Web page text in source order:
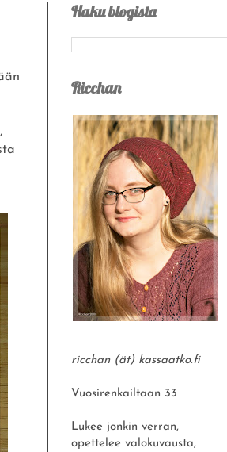
Haku blogista
Ricchan
ricchan (ät) kassaatko.fi
Vuosirenkailtaan 33
Lukee jonkin verran,
opettelee valokuvausta,